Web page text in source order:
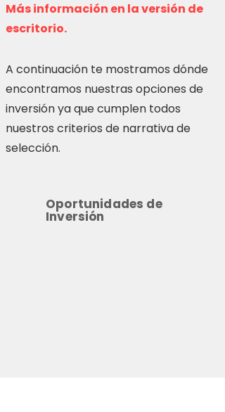
Más información en la versión de
escritorio.
A continuación te mostramos dónde
encontramos nuestras opciones de
inversión ya que cumplen todos
nuestros criterios de narrativa de
selección.
Oportunidades de
Inversión